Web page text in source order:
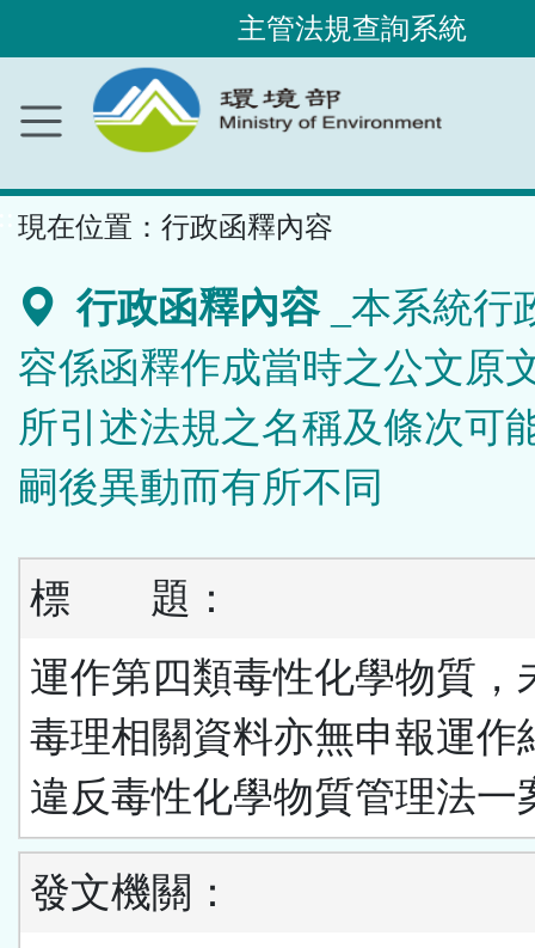
內
容
主管法規查詢系統
現在位置： 行政函釋內容
行政函釋內容
_本系統
容係函釋作成當時之公文原
所引述法規之名稱及條次可
嗣後異動而有所不同
標 題：
運作第四類毒性化學物質，
毒理相關資料亦無申報運作
違反毒性化學物質管理法一
發文機關：